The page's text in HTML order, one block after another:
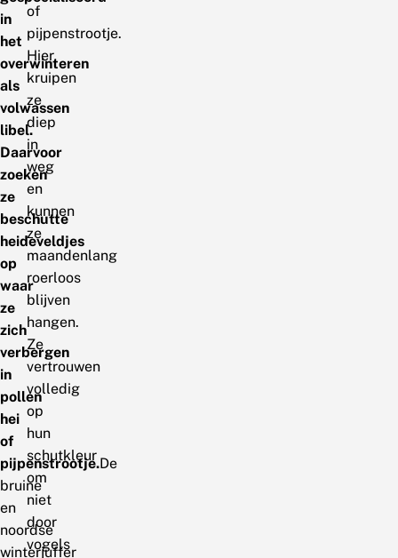
in
het
overwinteren
als
volwassen
libel.
Daarvoor
zoeken
ze
beschutte
heideveldjes
op
waar
ze
zich
verbergen
in
pollen
hei
of
pijpenstrootje.De
bruine
en
noordse
winterjuffer
of
pijpenstrootje.
Hier
kruipen
ze
diep
in
weg
en
kunnen
ze
maandenlang
roerloos
blijven
hangen.
Ze
vertrouwen
volledig
op
hun
schutkleur
om
niet
door
vogels